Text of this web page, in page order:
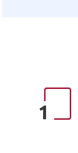
1